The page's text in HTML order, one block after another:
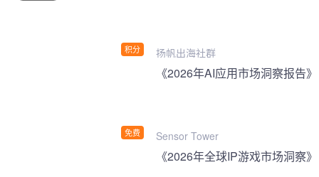
积分 扬帆出海社群
免费
《2026年AI应用市场洞察报告》
Sensor Tower
《2026年全球IP游戏市场洞察》